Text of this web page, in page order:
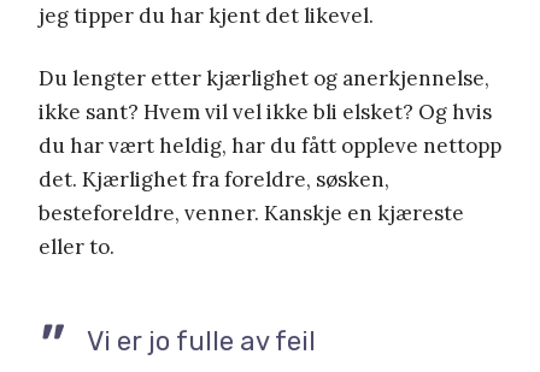
jeg tipper du har kjent det likevel.
Du lengter etter kjærlighet og anerkjennelse,
ikke sant? Hvem vil vel ikke bli elsket? Og hvis
du har vært heldig, har du fått oppleve nettopp
det. Kjærlighet fra foreldre, søsken,
besteforeldre, venner. Kanskje en kjæreste
eller to.
Vi er jo fulle av feil